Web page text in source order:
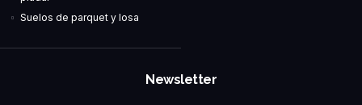
Suelos de parquet y losa
Newsletter